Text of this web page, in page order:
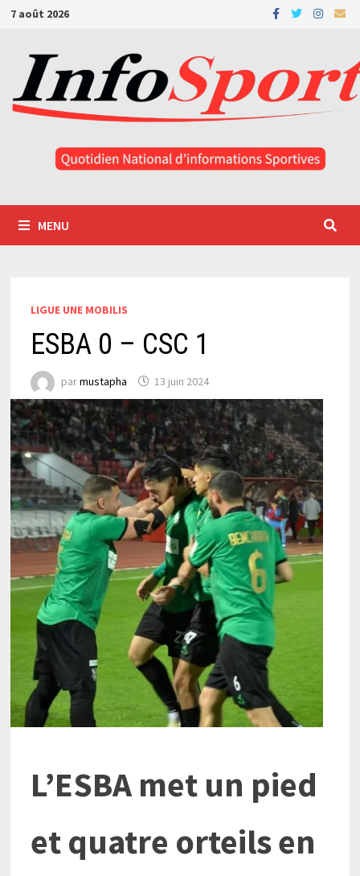
Passer
contenu
7 août 2026
MENU
LIGUE UNE MOBILIS
ESBA 0 – CSC 1
parmustapha 13 juin 2024
L’ESBA met un pied
et quatre orteils en